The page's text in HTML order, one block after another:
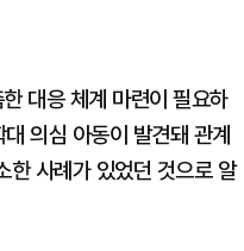
대응 체계 마련이 필요하
의심 아동이 발견돼 관계
한 사례가 있었던 것으로 알